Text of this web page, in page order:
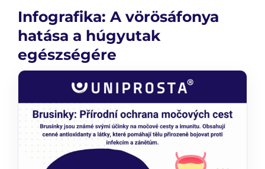
Infografika: A vörösáfonya
hatása a húgyutak
egészségére